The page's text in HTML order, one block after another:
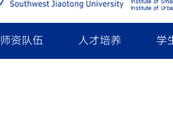
师资队伍 人才培养 学